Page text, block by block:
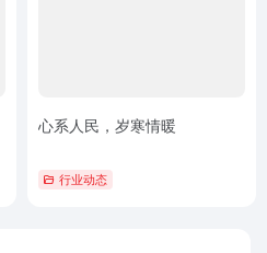
心系人民，岁寒情暖
行业动态